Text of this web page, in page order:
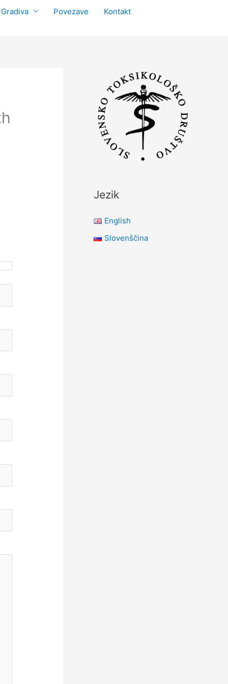
Gradiva Povezave Kontakt
Jezik
English
Slovenščina